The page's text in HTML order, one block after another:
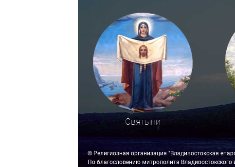
Святыни
© Религиозная организация "Владивостокская
По благословению митрополита